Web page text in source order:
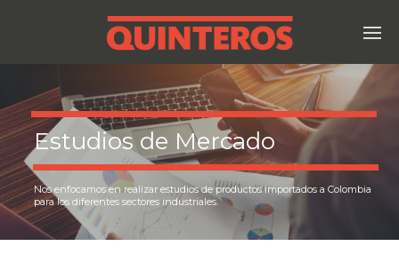
Estudios de Mercado
Nos enfocamos en realizar estudios de productos importados a Colombia
para los diferentes sectores industriales.